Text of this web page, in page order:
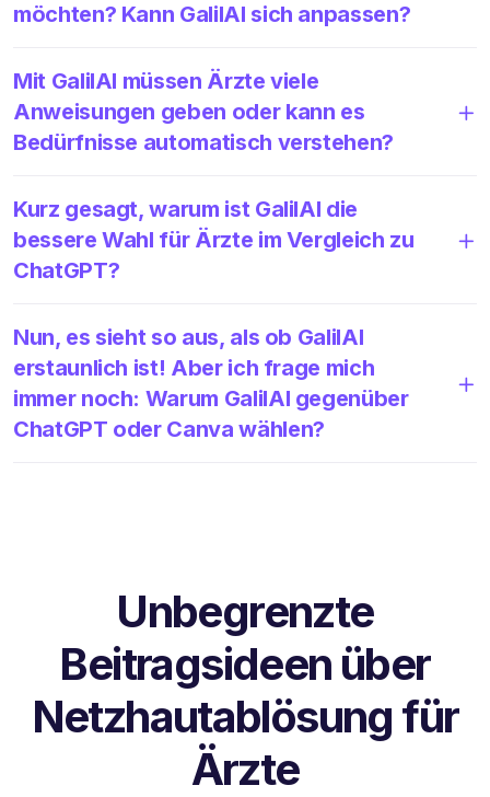
möchten? Kann GalilAI sich anpassen?
Mit GalilAI müssen Ärzte viele
Anweisungen geben oder kann es
Bedürfnisse automatisch verstehen?
Kurz gesagt, warum ist GalilAI die
bessere Wahl für Ärzte im Vergleich zu
ChatGPT?
Nun, es sieht so aus, als ob GalilAI
erstaunlich ist! Aber ich frage mich
immer noch: Warum GalilAI gegenüber
ChatGPT oder Canva wählen?
Unbegrenzte
Beitragsideen über
Netzhautablösung für
Ärzte